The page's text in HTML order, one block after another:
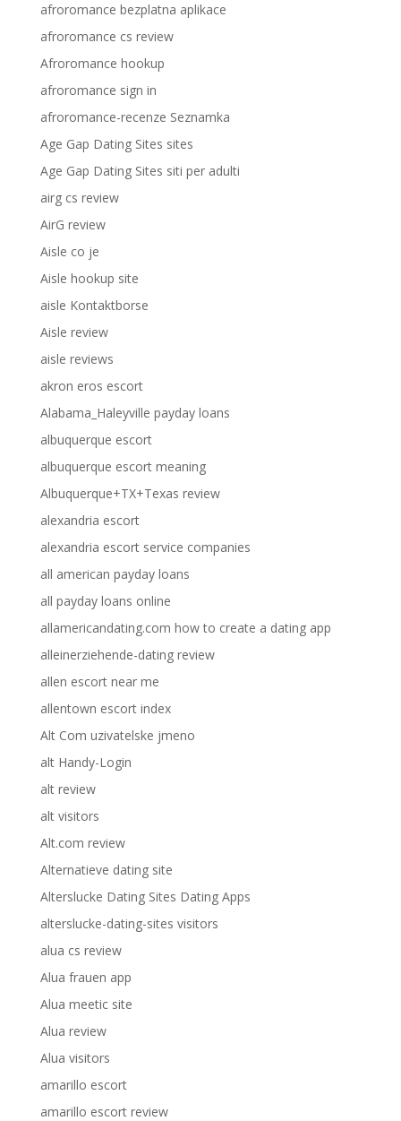
afroromance bezplatna aplikace
afroromance cs review
Afroromance hookup
afroromance sign in
afroromance-recenze Seznamka
Age Gap Dating Sites sites
Age Gap Dating Sites siti per adulti
airg cs review
AirG review
Aisle co je
Aisle hookup site
aisle Kontaktborse
Aisle review
aisle reviews
akron eros escort
Alabama_Haleyville payday loans
albuquerque escort
albuquerque escort meaning
Albuquerque+TX+Texas review
alexandria escort
alexandria escort service companies
all american payday loans
all payday loans online
allamericandating.com how to create a dating app
alleinerziehende-dating review
allen escort near me
allentown escort index
Alt Com uzivatelske jmeno
alt Handy-Login
alt review
alt visitors
Alt.com review
Alternatieve dating site
Alterslucke Dating Sites Dating Apps
alterslucke-dating-sites visitors
alua cs review
Alua frauen app
Alua meetic site
Alua review
Alua visitors
amarillo escort
amarillo escort review